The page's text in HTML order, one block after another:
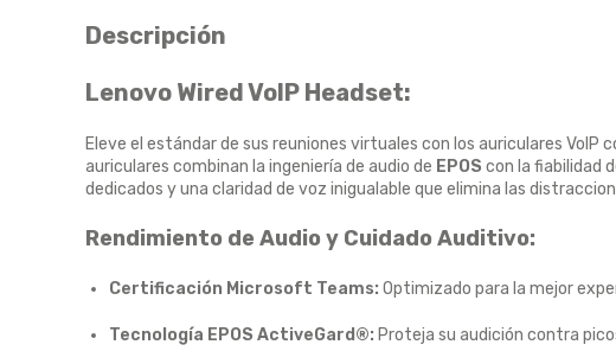
Descripción
Lenovo Wired VoIP Headset:
Eleve el estándar de sus reuniones virtuales con los auriculares
auriculares combinan la ingeniería de audio de EPOS con la fiabilidad
dedicados y una claridad de voz inigualable que elimina las
Rendimiento de Audio y Cuidado Auditivo:
Certificación Microsoft Teams: Optimizado para la mejor
Tecnología EPOS ActiveGard®: Proteja su audición contra